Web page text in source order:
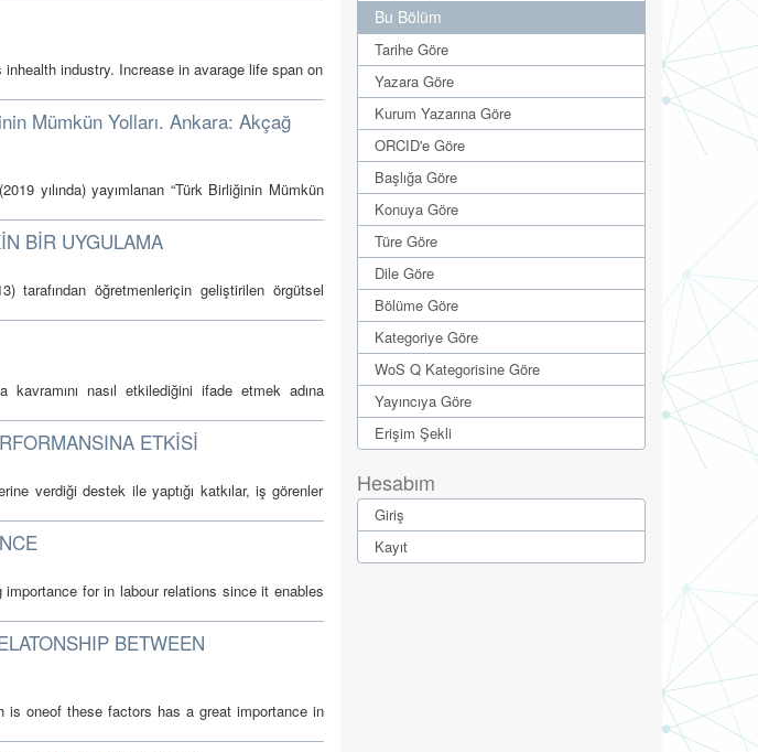
industry. Increase in avarage life span on
Mümkün Yolları. Ankara: Akçağ
yılında) yayımlanan “Türk Birliğinin Mümkün
BİR UYGULAMA
tarafından öğretmenleriçin geliştirilen örgütsel
nasıl etkilediğini ifade etmek adına
ETKİSİ
verdiği destek ile yaptığı katkılar, iş görenler
for in labour relations since it enables
BETWEEN
oneof these factors has a great importance in
Bu Bölüm
Tarihe Göre
Yazara Göre
Kurum Yazarına Göre
ORCID'e Göre
Başlığa Göre
Konuya Göre
Türe Göre
Dile Göre
Bölüme Göre
Kategoriye Göre
WoS Q Kategorisine Göre
Yayıncıya Göre
Erişim Şekli
Hesabım
Giriş
Kayıt